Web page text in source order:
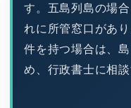
す。五島列島の場
れに所管窓口があ
件を持つ場合は、
め、行政書士に相